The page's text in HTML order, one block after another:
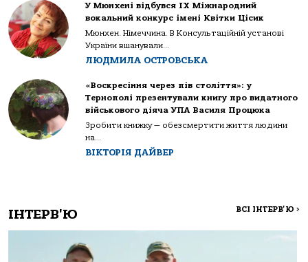
У Мюнхені відбувся IX Міжнародний
вокальний конкурс імені Квітки Цісик
Мюнхен. Німеччина. В Консультаційній установі
України вшанували...
ЛЮДМИЛА ОСТРОВСЬКА
«Воскресіння через пів століття»: у
Тернополі презентували книгу про видатного
військового діяча УПА Василя Процюка
Зробити книжку — обезсмертити життя людини
на...
ВІКТОРІЯ ДАЙВЕР
ІНТЕРВ'Ю ВСІ ІНТЕРВ'Ю >